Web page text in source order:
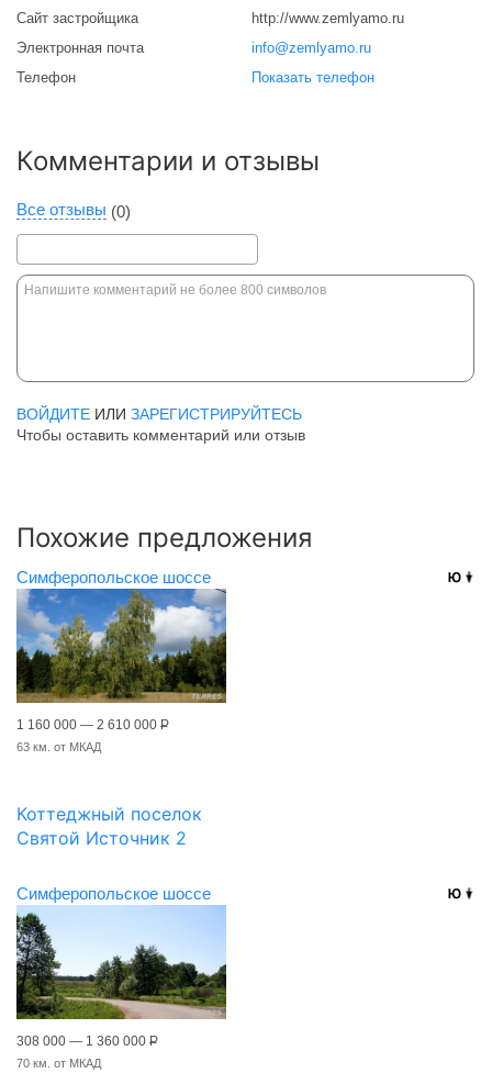
Сайт застройщика
http://www.zemlyamo.ru
Электронная почта
info@zemlyamo.ru
Телефон
Показать телефон
Комментарии и отзывы
Все отзывы (0)
ВОЙДИТЕ ИЛИ ЗАРЕГИСТРИРУЙТЕСЬ
Чтобы оставить комментарий или отзыв
Похожие предложения
Симферопольское шоссе
1 160 000 — 2 610 000 Р
63 км. от МКАД
Коттеджный поселок
Святой Источник 2
Симферопольское шоссе
308 000 — 1 360 000 Р
70 км. от МКАД